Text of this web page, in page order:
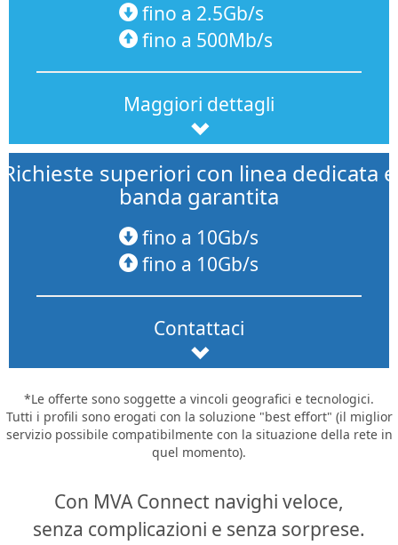
fino a 2.5Gb/s
fino a 500Mb/s
Maggiori dettagli
Richieste superiori con linea dedicata e
banda garantita
fino a 10Gb/s
fino a 10Gb/s
Contattaci
*Le offerte sono soggette a vincoli geografici e tecnologici.
Tutti i profili sono erogati con la soluzione "best effort" (il miglior
servizio possibile compatibilmente con la situazione della rete in
quel momento).
Con MVA Connect navighi veloce,
senza complicazioni e senza sorprese.